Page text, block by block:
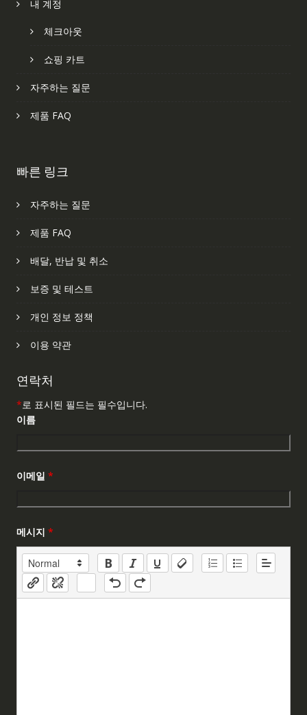
내 계정
체크아웃
쇼핑 카트
자주하는 질문
제품 FAQ
빠른 링크
자주하는 질문
제품 FAQ
배달, 반납 및 취소
보증 및 테스트
개인 정보 정책
이용 약관
연락처
*로 표시된 필드는 필수입니다.
이름
이메일 *
메시지 *